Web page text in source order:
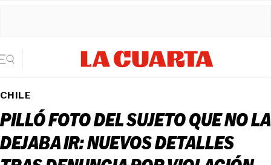
CHILE
PILLÓ FOTO DEL SUJETO QUE NO LA
DEJABA IR: NUEVOS DETALLES